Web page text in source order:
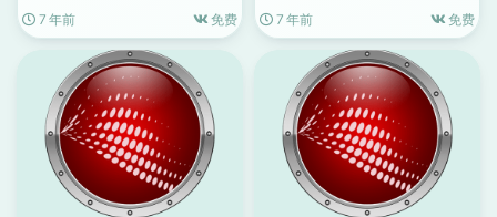
7 年前 免费 7 年前 免费